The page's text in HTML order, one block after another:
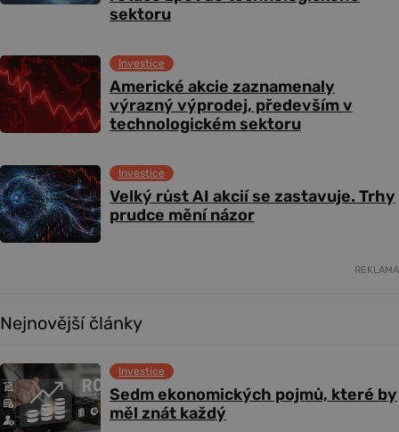
sektoru
Americké akcie zaznamenaly
výrazný výprodej, především v
technologickém sektoru
Investice
Velký růst AI akcií se zastavuje. Trhy
prudce mění názor
Investice
REKLAMA
Nejnovější články
Sedm ekonomických pojmů, které by
měl znát každý
Investice